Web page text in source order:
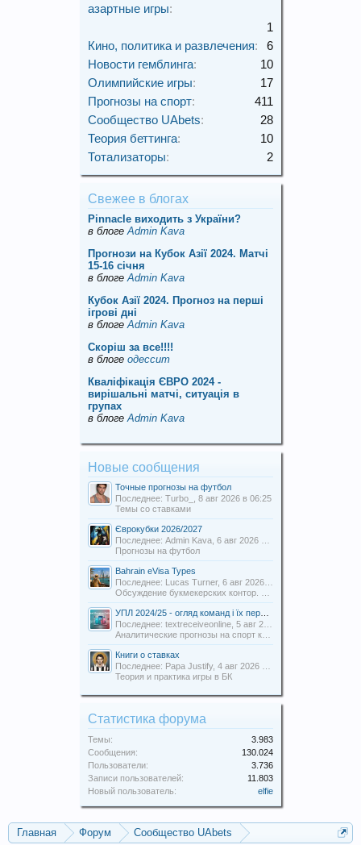
азартные игры:
1
Кино, политика и развлечения:
6
Новости гемблинга:
10
Олимпийские игры:
17
Прогнозы на спорт:
411
Сообщество UAbets:
28
Теория беттинга:
10
Тотализаторы: 2
Свежее в блогах
Pinnacle виходить з України?
в блогеAdmin Kava
Прогнози на Кубок Азії 2024. Матчі
15-16 січня
в блогеAdmin Kava
Кубок Азії 2024. Прогноз на перші
ігрові дні
в блогеAdmin Kava
Скорiш за все!!!!
в блоге одессит
Кваліфікація ЄВРО 2024 -
вирішальні матчі, ситуація в
групах
в блогеAdmin Kava
Новые сообщения
Точные прогнозы на футбол
Последнее: Turbo_, 8 авг 2026 в 06:25
Темы со ставками
Єврокубки 2026/2027
Последнее: Admin Kava, 6 авг 2026 в 19:31
Прогнозы на футбол
Bahrain eVisa Types
Последнее: Lucas Turner, 6 авг 2026 в 13:16
Последнее: textreceiveonline, 5 авг 2026 в 20:54
Книги о ставках
Последнее: Papa Justify, 4 авг 2026 в 00:12
Теория и практика игры в БК
Статистика форума
Темы:
3.983
Сообщения:
130.024
Пользователи:
3.736
Записи пользователей:
11.803
Новый пользователь:
elfie
Главная Форум Сообщество UAbets